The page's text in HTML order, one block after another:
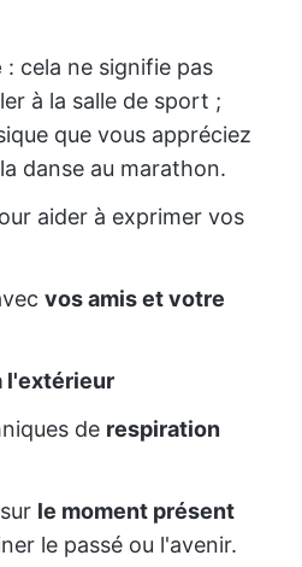
: cela ne signifie pas
à la salle de sport ;
que vous appréciez
danse au marathon.
aider à exprimer vos
vos amis et votre
l'extérieur
de respiration
le moment présent
le passé ou l'avenir.